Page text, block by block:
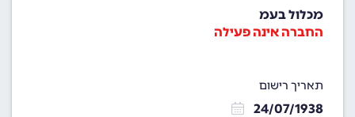
מכלול בעמ
החברה אינה פעילה
תאריך רישום
24/07/1938